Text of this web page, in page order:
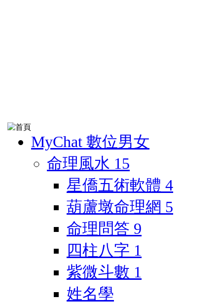
MyChat 數位男女
命理風水 15
星僑五術軟體 4
葫蘆墩命理網 5
命理問答 9
四柱八字 1
紫微斗數 1
姓名學